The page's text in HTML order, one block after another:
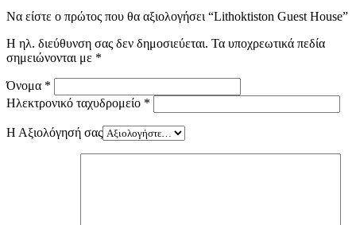
Να είστε ο πρώτος που θα αξιολογήσει “Lithoktiston Guest House”
Η ηλ. διεύθυνση σας δεν δημοσιεύεται. Τα υποχρεωτικά πεδία
σημειώνονται με *
Όνομα *
Ηλεκτρονικό ταχυδρομείο *
Η Αξιολόγησή σας